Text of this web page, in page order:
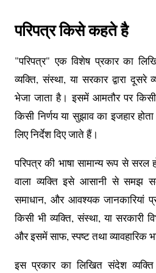
परिपत्र किसे कहते है
"परिपत्र" एक विशेष प्रकार का
व्यक्ति, संस्था, या सरकार द्वारा
भेजा जाता है। इसमें आमतौर पर किसी
किसी निर्णय या सुझाव का इजहार
लिए निर्देश दिए जाते हैं।
परिपत्र की भाषा सामान्य रूप से सरल
वाला व्यक्ति इसे आसानी से समझ
समाधान, और आवश्यक जानकारियां
किसी भी व्यक्ति, संस्था, या सरकारी
और इसमें साफ, स्पष्ट तथा व्यावहारिक
इस प्रकार का लिखित संदेश